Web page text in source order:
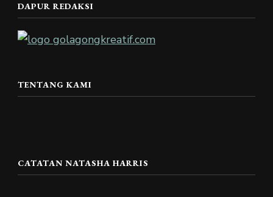
DAPUR REDAKSI
TENTANG KAMI
CATATAN NATASHA HARRIS